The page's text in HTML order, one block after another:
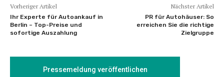
Vorheriger Artikel
Ihr Experte für Autoankauf in
Berlin – Top-Preise und
sofortige Auszahlung
Nächster Artikel
PR für Autohäuser: So
erreichen Sie die richtige
Zielgruppe
Pressemeldung veröffentlichen